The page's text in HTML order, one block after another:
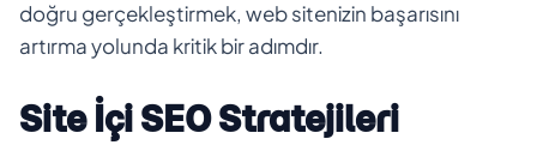
doğru gerçekleştirmek, web sitenizin başarısını
artırma yolunda kritik bir adımdır.
Site İçi SEO Stratejileri